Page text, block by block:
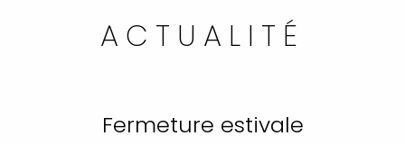
ACTUALITÉ
Fermeture estivale